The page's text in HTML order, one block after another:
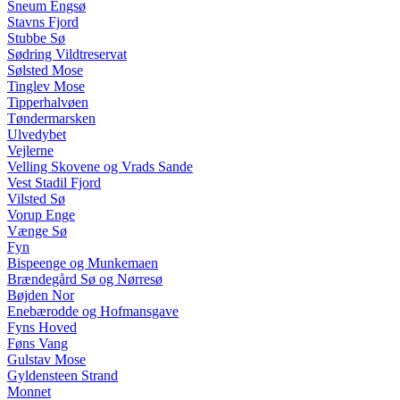
Sneum Engsø
Stavns Fjord
Stubbe Sø
Sødring Vildtreservat
Sølsted Mose
Tinglev Mose
Tipperhalvøen
Tøndermarsken
Ulvedybet
Vejlerne
Velling Skovene og Vrads Sande
Vest Stadil Fjord
Vilsted Sø
Vorup Enge
Vænge Sø
Fyn
Bispeenge og Munkemaen
Brændegård Sø og Nørresø
Bøjden Nor
Enebærodde og Hofmansgave
Fyns Hoved
Føns Vang
Gulstav Mose
Gyldensteen Strand
Monnet